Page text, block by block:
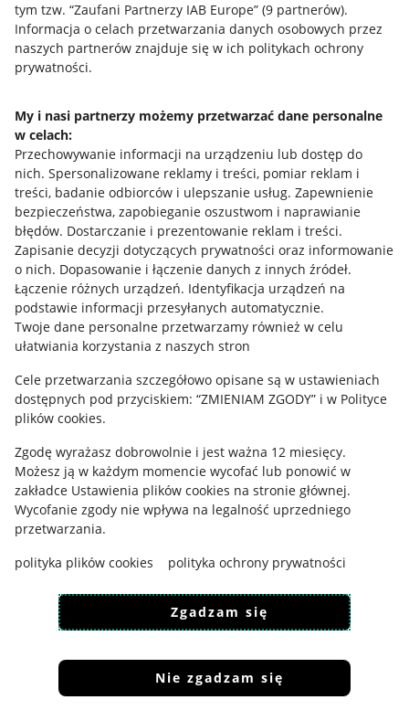
tym tzw. “Zaufani Partnerzy IAB Europe” (9 partnerów).
Informacja o celach przetwarzania danych osobowych przez
naszych partnerów znajduje się w ich politykach ochrony
prywatności.
My i nasi partnerzy możemy przetwarzać dane personalne
w celach:
Przechowywanie informacji na urządzeniu lub dostęp do
nich. Spersonalizowane reklamy i treści, pomiar reklam i
treści, badanie odbiorców i ulepszanie usług. Zapewnienie
bezpieczeństwa, zapobieganie oszustwom i naprawianie
błędów. Dostarczanie i prezentowanie reklam i treści.
Zapisanie decyzji dotyczących prywatności oraz informowanie
o nich. Dopasowanie i łączenie danych z innych źródeł.
Łączenie różnych urządzeń. Identyfikacja urządzeń na
podstawie informacji przesyłanych automatycznie.
Twoje dane personalne przetwarzamy również w celu
ułatwiania korzystania z naszych stron
Cele przetwarzania szczegółowo opisane są w ustawieniach
dostępnych pod przyciskiem: “ZMIENIAM ZGODY” i w Polityce
plików cookies.
Zgodę wyrażasz dobrowolnie i jest ważna 12 miesięcy.
Możesz ją w każdym momencie wycofać lub ponowić w
zakładce Ustawienia plików cookies na stronie głównej.
Wycofanie zgody nie wpływa na legalność uprzedniego
przetwarzania.
polityka plików cookies
polityka ochrony prywatności
Zgadzam się
Nie zgadzam się
Przydatne informacje
Jak to działa
Allegro Gadane dla sprzedających
Allegro Gadane dla kupujących
Mapa miejscowości
Informacje prawne
Regulamin
Polityka plików "cookies"
Ustawienia plików "cookies"
Udostępnianie lokalizacji
Informacje dla Aktu o Usługach Cyfrowych
Pobierz aplikację
Korzystanie z serwisu oznacza akceptacjęregulaminu